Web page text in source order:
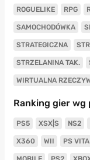
ROGUELIKE RPG
SAMOCHODÓWKA
STRATEGICZNA
STRZELANINA TAK.
WIRTUALNA
Ranking gier
PS5 XSX|S NS2
X360 WII PS VITA